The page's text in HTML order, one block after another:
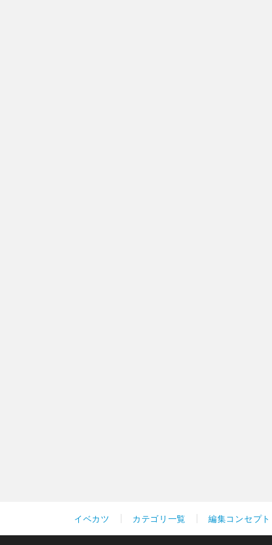
イベカツ カテゴリ一覧 編集コンセプト